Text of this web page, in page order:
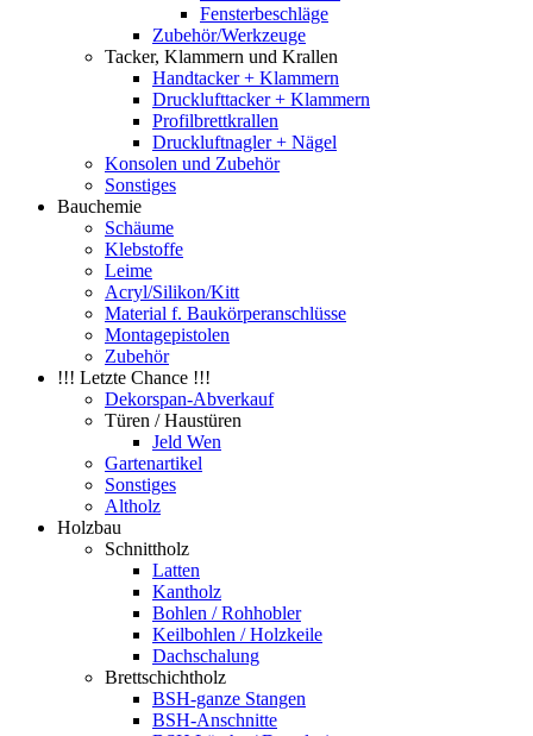
Fensterbeschläge
Zubehör/Werkzeuge
Tacker, Klammern und Krallen
Handtacker + Klammern
Drucklufttacker + Klammern
Profilbrettkrallen
Druckluftnagler + Nägel
Konsolen und Zubehör
Sonstiges
Bauchemie
Schäume
Klebstoffe
Leime
Acryl/Silikon/Kitt
Material f. Baukörperanschlüsse
Montagepistolen
Zubehör
!!! Letzte Chance !!!
Dekorspan-Abverkauf
Türen / Haustüren
Jeld Wen
Gartenartikel
Sonstiges
Altholz
Holzbau
Schnittholz
Latten
Kantholz
Bohlen / Rohhobler
Keilbohlen / Holzkeile
Dachschalung
Brettschichtholz
BSH-ganze Stangen
BSH-Anschnitte